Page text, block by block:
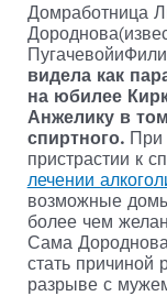
Домработница
видела как
на юбилее
Анжелику в
спиртного. При
пристрастии к
лечении
возможные
более чем
Сама Дороднова
стать причиной
разрыве с